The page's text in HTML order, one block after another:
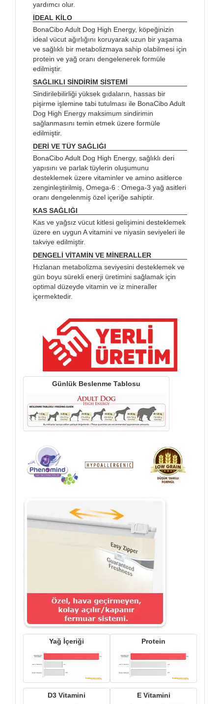
yardımcı olur.
İDEAL KİLO
BonaCibo Adult Dog High Energy, köpeğinizin
ideal vücut ağırlığını koruyarak uzun bir yaşama
ve sağlıklı bir metabolizmaya sahip olabilmesi için
protein ve yağ oranı dengelenerek formüle
edilmiştir.
SAĞLIKLI SİNDİRİM SİSTEMİ
Sindirilebilirliği yüksek gıdaların, hassas bir
pişirme işlemine tabi tutulması ile BonaCibo Adult
Dog High Energy maksimum sindirimin
sağlanmasını temin etmek üzere formüle
edilmiştir.
DERİ VE TÜY SAĞLIĞI
BonaCibo Adult Dog High Energy, sağlıklı deri
yapısını ve parlak tüylerin oluşumunu
desteklemek üzere vitaminler ve amino asitlerce
zenginleştirilmiş, Omega-6 : Omega-3 yağ asitleri
oranı dengelenmiş özel içeriğe sahiptir.
KAS SAĞLIĞI
Kas ve yağsız vücut kitlesi gelişimini desteklemek
üzere en uygun A vitamini ve niyasin seviyeleri ile
takviye edilmiştir.
DENGELİ VİTAMİN VE MİNERALLER
Hızlanan metabolizma seviyesini desteklemek ve
gün boyu sürekli enerji üretimini sağlamak için
optimal düzeyde vitamin ve iz mineraller
içermektedir.
Günlük Beslenme Tablosu
Yağ İçeriği Protein
D3 Vitamini E Vitamini